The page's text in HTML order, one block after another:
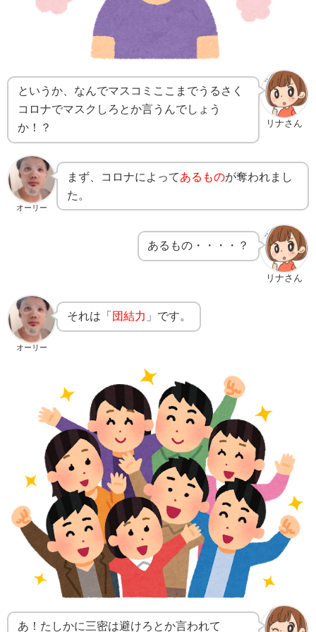
リナさん
というか、なんでマスコミここまでうるさく
コロナでマスクしろとか言うんでしょう
か！？
オーリー
まず、コロナによってあるものが奪われまし
た。
リナさん
あるもの・・・・？
オーリー
それは「 団結力 」です。
あ！たしかに三密は避けろとか言われて